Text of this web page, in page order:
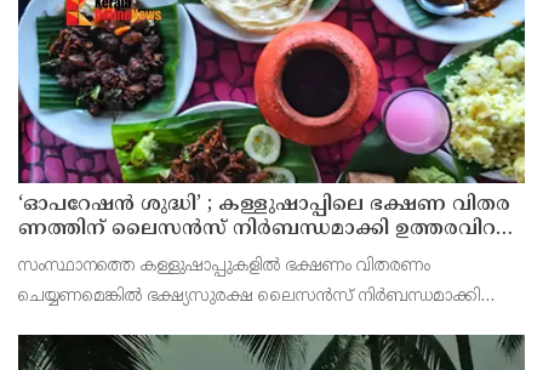
‘ഓ​പ​റേ​ഷ​ൻ ശു​ദ്ധി’ ; ക​ള്ളു​ഷാ​പ്പി​ലെ ഭ​ക്ഷ​ണ വി​ത​ര​
ണ​ത്തി​ന് ലൈ​സ​ൻ​സ് നി​ർ​ബ​ന്ധ​മാ​ക്കി ഉ​ത്ത​ര​വി​റ​
സംസ്ഥാനത്തെ കള്ളുഷാപ്പുകളിൽ ഭക്ഷണം വിതരണം
ചെയ്യണമെങ്കിൽ ഭക്ഷ്യസുരക്ഷ ലൈസൻസ് നിർബന്ധമാക്കി
പരിശോധന നടത്താനും ലൈസൻസില്ലാതെ ഭക്ഷണം വിതരണം